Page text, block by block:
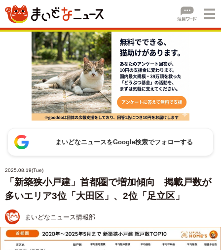
まいどなニュースをGoogle検索でフォローする
2025.08.19(Tue)
「新築狭小戸建」首都圏で増加傾向 掲載戸数が
多いエリア3位「大田区」、2位「足立区」
まいどなニュース情報部